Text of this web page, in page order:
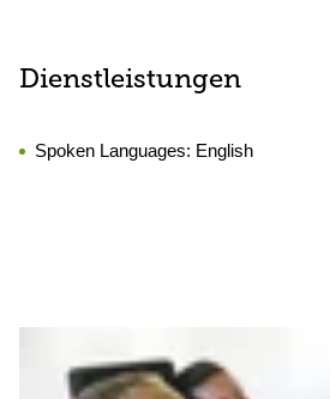
Dienstleistungen
Spoken Languages: English